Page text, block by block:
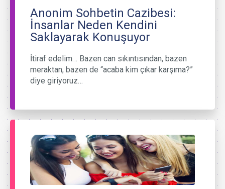
Anonim Sohbetin Cazibesi:
İnsanlar Neden Kendini
Saklayarak Konuşuyor
İtiraf edelim… Bazen can sıkıntısından, bazen
meraktan, bazen de “acaba kim çıkar karşıma?”
diye giriyoruz…